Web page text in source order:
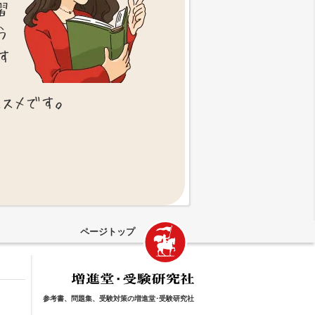
メです。
ページトップ
参考書、問題集、受験対策の増進堂･受験研究社